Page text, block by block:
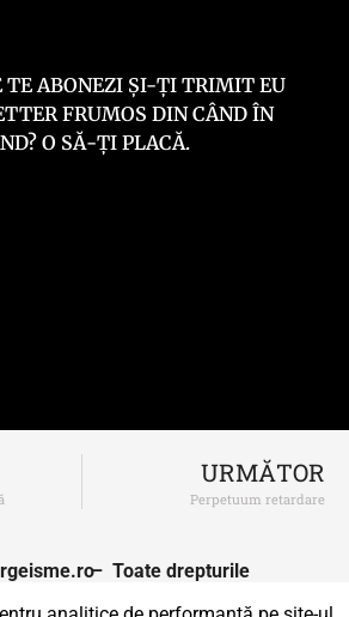
TE ABONEZI ȘI-ȚI TRIMIT EU
FRUMOS DIN CÂND ÎN
O SĂ-ȚI PLACĂ.
URMĂTOR
Perpetuum retardare
– Toate drepturile